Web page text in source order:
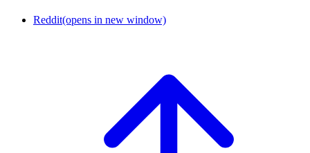
Reddit(opens in new window)